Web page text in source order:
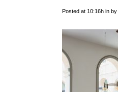
Posted at 10:16h in by